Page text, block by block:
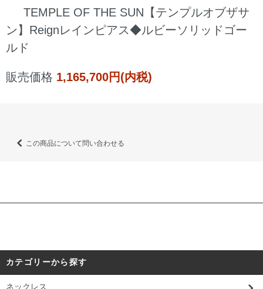
TEMPLE OF THE SUN【テンプルオブザサ
ン】Reignレインピアス◆ルビーソリッドゴー
ルド
販売価格 1,165,700円(内税)
この商品について問い合わせる
カテゴリーから探す
ネックレス